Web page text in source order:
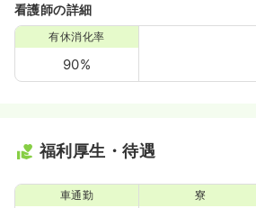
看護師の詳細
有休消化率
90%
福利厚生・待遇
車通勤 寮